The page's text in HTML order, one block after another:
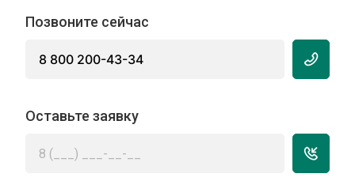
Позвоните сейчас
8 800 200-43-34
Оставьте заявку